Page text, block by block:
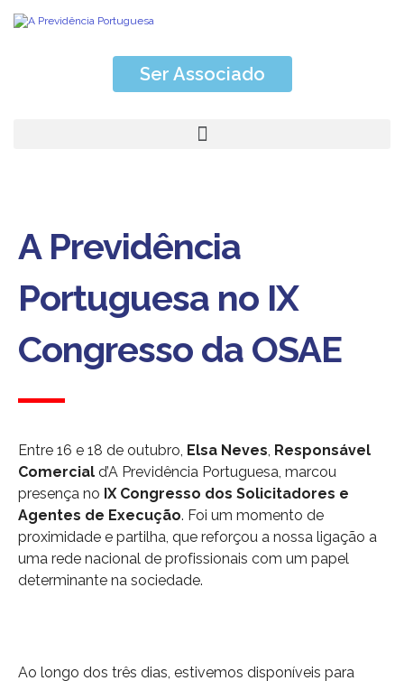
Ser Associado
A Previdência
Portuguesa no IX
Congresso da OSAE
Entre 16 e 18 de outubro, Elsa Neves, Responsável
Comercial d’A Previdência Portuguesa, marcou
presença no IX Congresso dos Solicitadores e
Agentes de Execução. Foi um momento de
proximidade e partilha, que reforçou a nossa ligação a
uma rede nacional de profissionais com um papel
determinante na sociedade.
Ao longo dos três dias, estivemos disponíveis para